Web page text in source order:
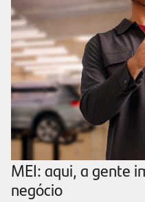
MEI: aqui, a gente
negócio